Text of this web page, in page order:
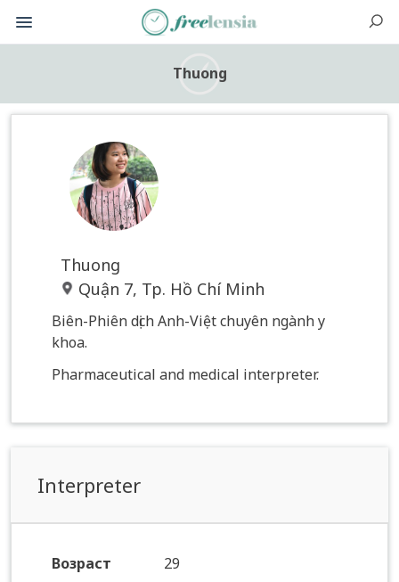
Thuong
Thuong
Quận 7, Tp. Hồ Chí Minh
Biên-Phiên dịch Anh-Việt chuyên ngành y
khoa.
Pharmaceutical and medical interpreter.
Interpreter
Возраст 29